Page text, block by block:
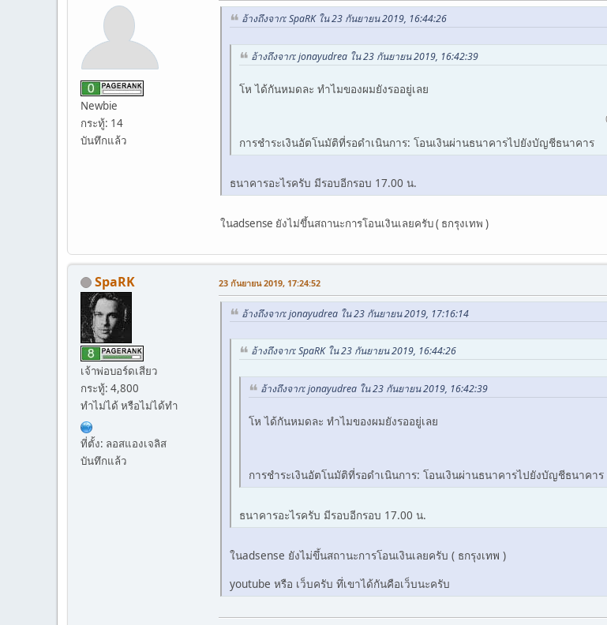
Newbie
กระทู้: 14
บันทึกแล้ว
อ้างถึงจาก: SpaRK ใน 23 กันยายน 2019, 16:44:26
อ้างถึงจาก: jonayudrea ใน 23 กันยายน 2019, 16:42:39
โห ได้กันหมดละ ทำไมของผมยังรออยู่เลย
การชำระเงินอัตโนมัติที่รอดำเนินการ: โอนเงินผ่านธนาคารไปยังบัญชีธนาคาร
ธนาคารอะไรครับ มีรอบอีกรอบ 17.00 น.
ในadsense ยังไม่ขึ้นสถานะการโอนเงินเลยครับ ( ธกรุงเทพ )
SpaRK
เจ้าพ่อบอร์ดเสียว
กระทู้: 4,800
ทำไม่ได้ หรือไม่ได้ทำ
ที่ตั้ง: ลอสแองเจลิส
บันทึกแล้ว
23 กันยายน 2019, 17:24:52
อ้างถึงจาก: jonayudrea ใน 23 กันยายน 2019, 17:16:14
อ้างถึงจาก: SpaRK ใน 23 กันยายน 2019, 16:44:26
อ้างถึงจาก: jonayudrea ใน 23 กันยายน 2019, 16:42:39
โห ได้กันหมดละ ทำไมของผมยังรออยู่เลย
การชำระเงินอัตโนมัติที่รอดำเนินการ: โอนเงินผ่านธนาคารไปยังบัญชีธนาคาร
ธนาคารอะไรครับ มีรอบอีกรอบ 17.00 น.
ในadsense ยังไม่ขึ้นสถานะการโอนเงินเลยครับ ( ธกรุงเทพ )
youtube หรือ เว็บครับ ทึ่เขาได้กันคือเว็บนะครับ